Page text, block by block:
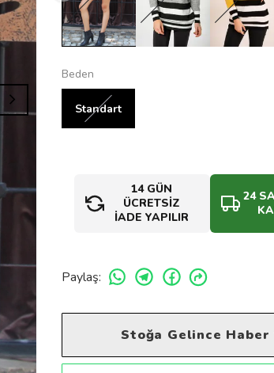
Beden
Standart
14 GÜN
ÜCRETSİZ
İADE YAPILIR
24
Paylaş:
Stoğa Gelince Haber